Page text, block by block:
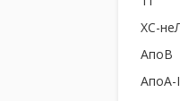
ХС-
АпоВ
АпоА-I